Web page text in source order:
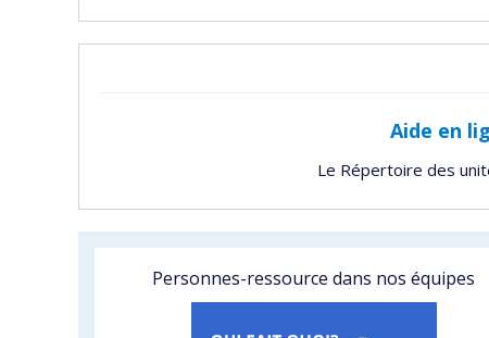
Aide en
Le Répertoire des
Personnes-ressource dans nos équipes